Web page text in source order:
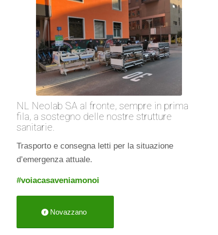
NL Neolab SA al fronte, sempre in prima
fila, a sostegno delle nostre strutture
sanitarie.
Trasporto e consegna letti per la situazione
d’emergenza attuale.
#voiacasaveniamonoi
Novazzano